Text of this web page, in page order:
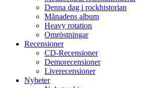
Denna dag i rockhistorian
Månadens album
Heavy rotation
Omröstningar
Recensioner
CD-Recensioner
Demorecensioner
Liverecensioner
Nyheter